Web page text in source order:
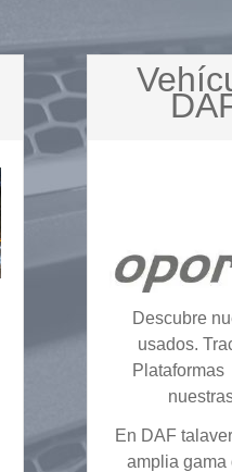
Descubre
usados.
Plataformas
En DAF
amplia gama